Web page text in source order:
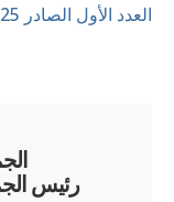
العدد الأول الصادر 15/01/2025
رئيس